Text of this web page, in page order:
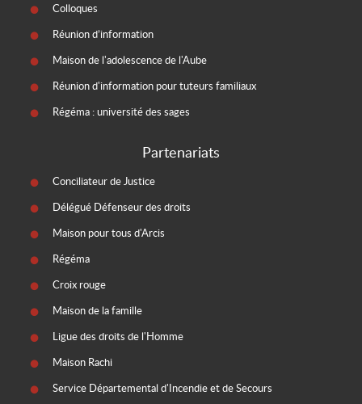
Colloques
Réunion d’information
Maison de l'adolescence de l'Aube
Réunion d'information pour tuteurs familiaux
Régéma : université des sages
Partenariats
Conciliateur de Justice
Délégué Défenseur des droits
Maison pour tous d'Arcis
Régéma
Croix rouge
Maison de la famille
Ligue des droits de l'Homme
Maison Rachi
Service Départemental d'Incendie et de Secours